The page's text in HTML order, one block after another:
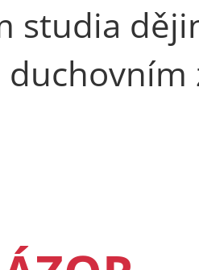
studia